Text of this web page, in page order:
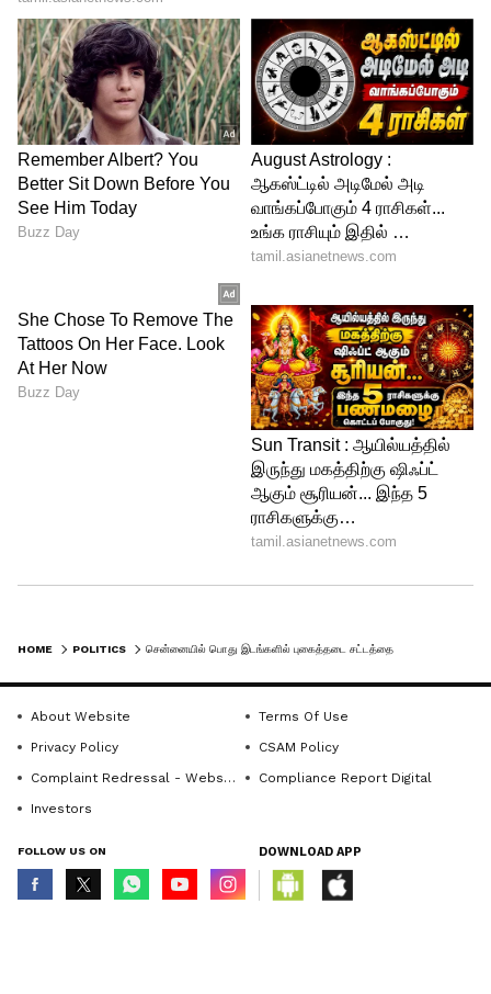
HOME POLITICS
About Website
Terms Of Use
Privacy Policy
CSAM Policy
Complaint Redressal - Website
Compliance Report Digital
Investors
FOLLOW US ON DOWNLOAD APP